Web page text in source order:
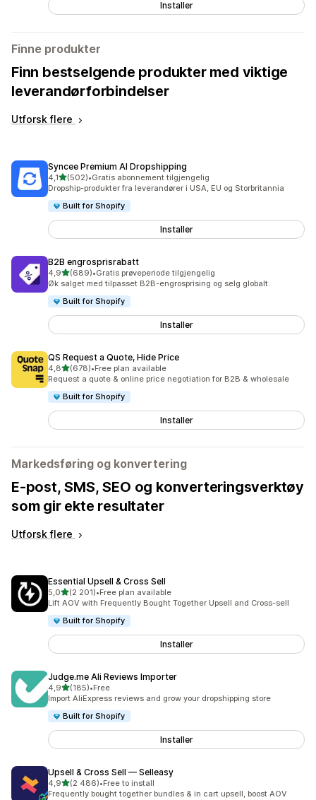
Installer
Finne produkter
Finn bestselgende produkter med viktige
leverandørforbindelser
Utforsk flere
Syncee Premium AI Dropshipping
4,1av 5 stjerner
(502)
Totalt 502 omtaler
•Gratis abonnement tilgjengelig
Dropship-produkter fra leverandører i USA, EU og Storbritannia
Built for Shopify
Installer
B2B engrosprisrabatt
4,9av 5 stjerner
(689)
Totalt 689 omtaler
•Gratis prøveperiode tilgjengelig
Øk salget med tilpasset B2B-engrosprising og selg globalt.
Built for Shopify
Installer
QS Request a Quote, Hide Price
4,8av 5 stjerner
(678)
Totalt 678 omtaler
•Free plan available
Request a quote & online price negotiation for B2B & wholesale
Built for Shopify
Installer
Markedsføring og konvertering
E-post, SMS, SEO og konverteringsverktøy
som gir ekte resultater
Utforsk flere
Essential Upsell & Cross Sell
5,0av 5 stjerner
(2 201)
Totalt 2201 omtaler
•Free plan available
Lift AOV with Frequently Bought Together Upsell and Cross-sell
Built for Shopify
Installer
Judge.me Ali Reviews Importer
4,9av 5 stjerner
(185)
Totalt 185 omtaler
•Free
Import AliExpress reviews and grow your dropshipping store
Built for Shopify
Installer
Upsell & Cross Sell — Selleasy
4,9av 5 stjerner
(2 486)
Totalt 2486 omtaler
•Free to install
Frequently bought together bundles & in cart upsell, boost AOV